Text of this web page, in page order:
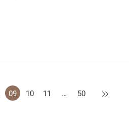
09 10 11 … 50 下一頁